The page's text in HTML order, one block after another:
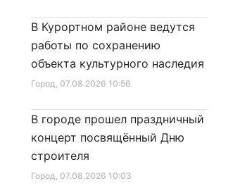
Город, 07.08.2026 10:56
В Курортном районе ведутся
работы по сохранению
объекта культурного наследия
Город, 07.08.2026 10:03
В городе прошел праздничный
концерт посвящённый Дню
строителя